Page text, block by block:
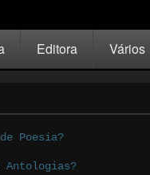
Editora Vários
Poesia?
Antologias?